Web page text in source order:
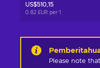
US$510,15
0.82 EUR per 1
Please note